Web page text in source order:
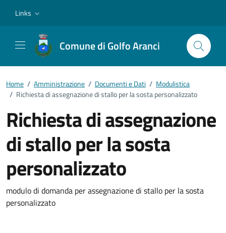
Links
Comune di Golfo Aranci
Home / Amministrazione / Documenti e Dati / Modulistica
/ Richiesta di assegnazione di stallo per la sosta personalizzato
Richiesta di assegnazione
di stallo per la sosta
personalizzato
Dettagli del documento
modulo di domanda per assegnazione di stallo per la sosta
personalizzato